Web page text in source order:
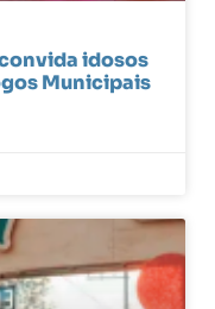
idosos
Municipais